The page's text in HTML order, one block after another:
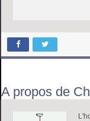
A propos de